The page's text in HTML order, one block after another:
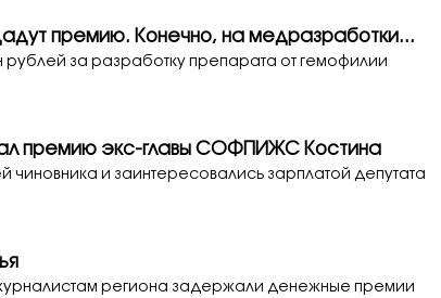
премию. Конечно, на медразработки...
рублей за разработку препарата от гемофилии
премию экс-главы СОФПИЖС Костина
и заинтересовались зарплатой депутата
региона задержали денежные премии